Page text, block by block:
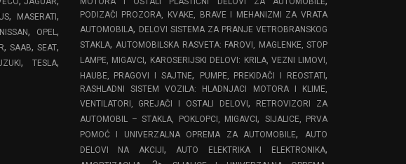
, MASERATI ,
NISSAN, OPEL,
, SAAB, SEAT,
, TESLA,
PODIZAČI PROZORA, KVAKE, BRAVE I MEHANIZMI ZA VRATA
AUTOMOBILA, DELOVI SISTEMA ZA PRANJE VETROBRANSKOG
STAKLA,AUTOMOBILSKA RASVETA: FAROVI, MAGLENKE, STOP
LAMPE, MIGAVCI , KAROSERIJSKI DELOVI: KRILA, VEZNI LIMOVI,
HAUBE, PRAGOVI I SAJTNE, PUMPE, PREKIDAČI I REOSTATI,
RASHLADNI SISTEM VOZILA: HLADNJACI MOTORA I KLIME,
VENTILATORI, GREJAČI I OSTALI DELOVI ,
RETROVIZORI ZA
AUTOMOBIL – STAKLA, POKLOPCI, MIGAVCI,
SIJALICE, PRVA
POMOĆ I UNIVERZALNA OPREMA ZA AUTOMOBILE,
AUTO
DELOVI NA AKCIJI ,AUTO ELEKTRIKA I ELEKTRONIKA,